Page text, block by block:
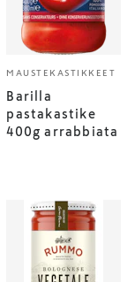
MAUSTEKASTIKKEET
Barilla
pastakastike
400g arrabbiata